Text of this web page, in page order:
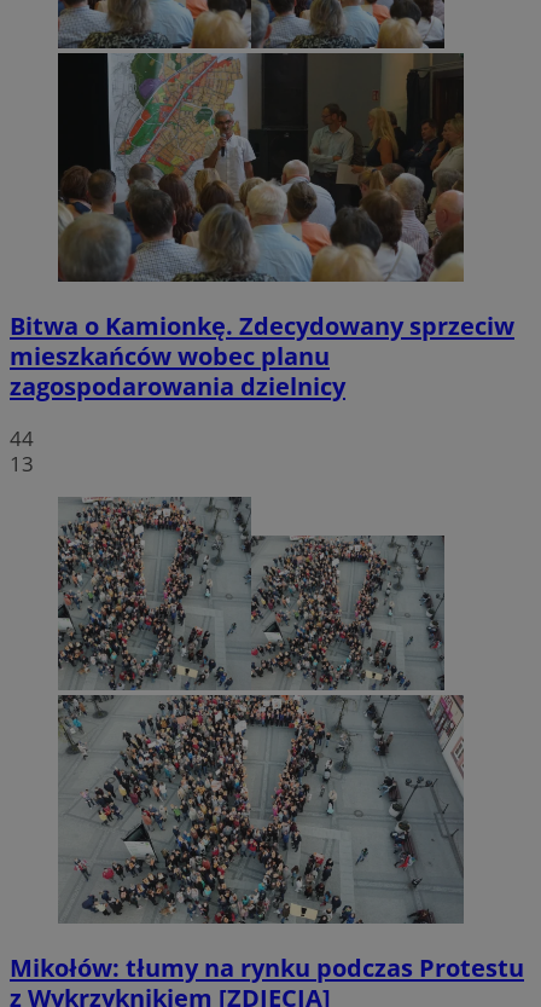
Bitwa o Kamionkę. Zdecydowany sprzeciw
mieszkańców wobec planu
zagospodarowania dzielnicy
44
13
Mikołów: tłumy na rynku podczas Protestu
z Wykrzyknikiem [ZDJĘCIA]